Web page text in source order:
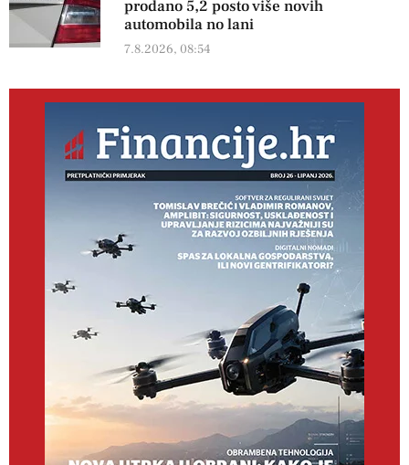
prodano 5,2 posto više novih
automobila no lani
7.8.2026, 08:54